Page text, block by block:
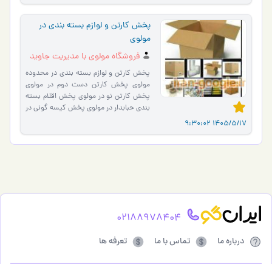
1405/5/17
پخش کارتن و لوازم بسته بندی در
مولوی
فروشگاه مولوی با مدیریت جاوید
پخش کارتن و لوازم بسته بندی در محدوده
مولوی پخش کارتن دست دوم در مولوی
پخش کارتن نو در مولوی پخش اقلام بسته
بندی حبابدار در مولوی پخش کیسه گونی در
02188978404
ما تماس با ما تعرفه ها